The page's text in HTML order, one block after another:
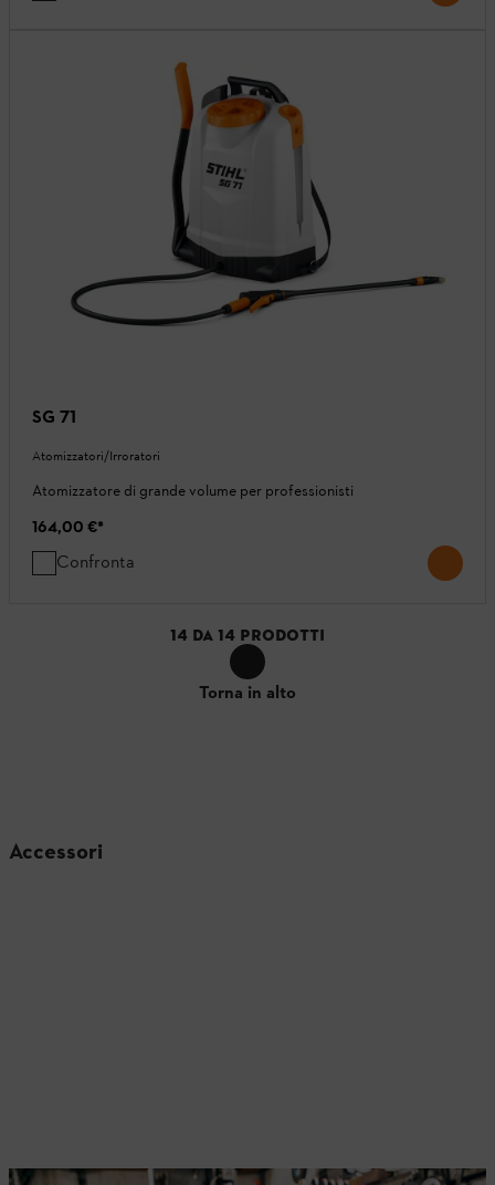
SG 71
Atomizzatori/Irroratori
Atomizzatore di grande volume per professionisti
164,00 €*
Confronta
14 DA 14 PRODOTTI
Torna in alto
Accessori